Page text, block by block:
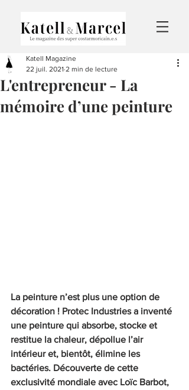
L'entrepreneur - La
mémoire d’une peinture
Katell Magazine
22 juil. 2021 2 min de lecture
La peinture n’est plus une option de
décoration ! Protec Industries a inventé
une peinture qui absorbe, stocke et
restitue la chaleur, dépollue l’air
intérieur et, bientôt, élimine les
bactéries. Découverte de cette
exclusivité mondiale avec Loïc Barbot,